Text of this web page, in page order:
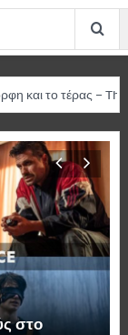
τέρας – The
στο